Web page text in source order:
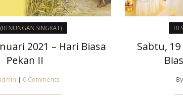
(RENUNGAN SINGKAT)
2021 – Hari Biasa
Pekan II
| 0 Comments
Sabtu,
By